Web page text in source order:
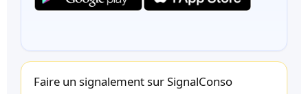
Faire un signalement sur SignalConso